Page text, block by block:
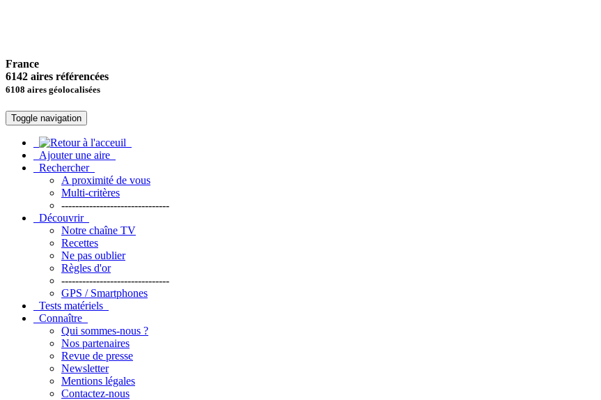
France
6142 aires référencées
6108 aires géolocalisées
Toggle navigation
Ajouter une aire
Rechercher
A proximité de vous
Multi-critères
-------------------------------
Découvrir
Notre chaîne TV
Recettes
Ne pas oublier
Règles d'or
-------------------------------
GPS / Smartphones
Tests matériels
Connaître
Qui sommes-nous ?
Nos partenaires
Revue de presse
Newsletter
Mentions légales
Contactez-nous